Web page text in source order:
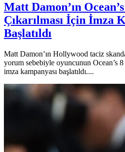
Matt Damon’ın
Çıkarılması İçin İmza
Başlatıldı
Matt Damon’ın Hollywood taciz
yorum sebebiyle oyuncunun Ocean’s 8
imza kampanyası başlatıldı....